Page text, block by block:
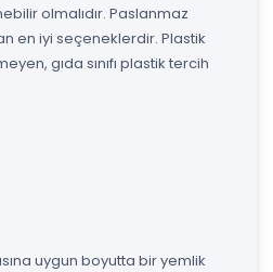
olmalıdır. Paslanmaz
en iyi seçeneklerdir. Plastik
gıda sınıfı plastik tercih
uygun boyutta bir yemlik